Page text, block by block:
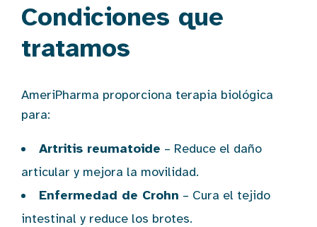
Condiciones que
tratamos
AmeriPharma proporciona terapia biológica
para:
Artritis reumatoide – Reduce el daño
articular y mejora la movilidad.
Enfermedad de Crohn – Cura el tejido
intestinal y reduce los brotes.